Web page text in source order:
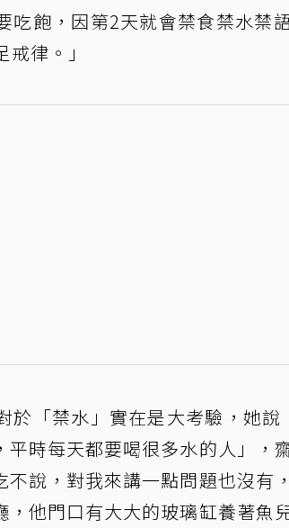
吃飽，因第2天就會禁食禁水禁
律。」
於「禁水」實在是大考驗，她說
時每天都要喝很多水的人」，
說，對我來講一點問題也沒有
他門口有大大的玻璃缸養著魚